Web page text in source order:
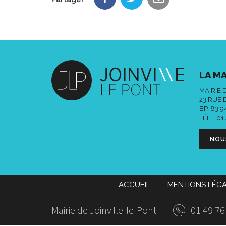
LA
MAIRIE
23 RUE
BP. 83
TÉL. : 01
ACCUEIL MENTIONS
Mairie de Joinville-le-Pont 01 49